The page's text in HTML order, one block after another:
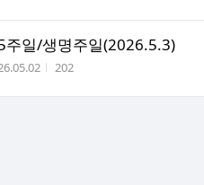
주일/생명주일(2026.5.3)
성시간 조회수
202